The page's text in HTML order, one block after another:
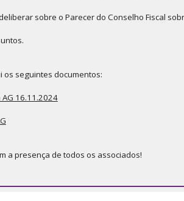
sobre o Parecer do Conselho Fiscal
os seguintes documentos:
16.11.2024
a presença de todos os associados!